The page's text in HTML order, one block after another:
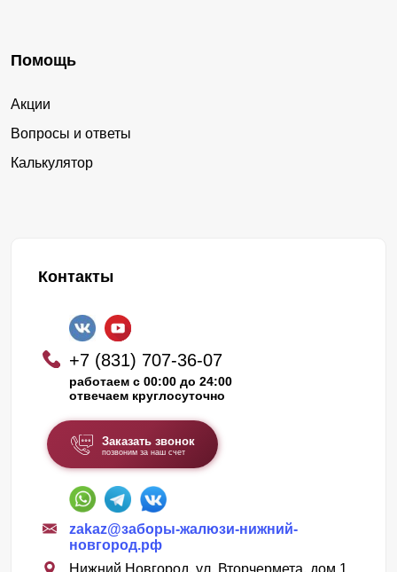
Помощь
Акции
Вопросы и ответы
Калькулятор
Контакты
+7 (831) 707-36-07
работаем с 00:00 до 24:00
отвечаем круглосуточно
Заказать звонок
позвоним за наш счет
zakaz@заборы-жалюзи-нижний-
новгород.рф